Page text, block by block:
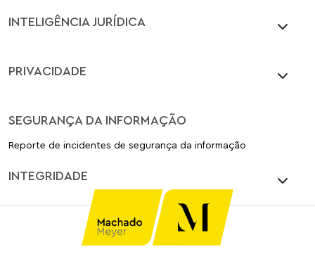
INTELIGÊNCIA JURÍDICA
PRIVACIDADE
SEGURANÇA DA INFORMAÇÃO
Reporte de incidentes de segurança da informação
INTEGRIDADE